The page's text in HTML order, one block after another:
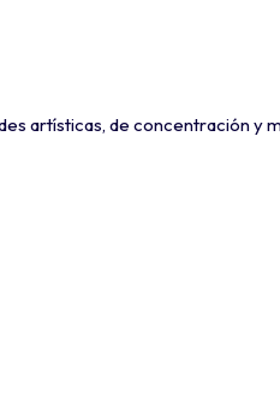
artísticas, de concentración y